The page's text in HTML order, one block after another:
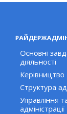
Основні
діяльності
Керівництво
Структура
Управління
адміністрації